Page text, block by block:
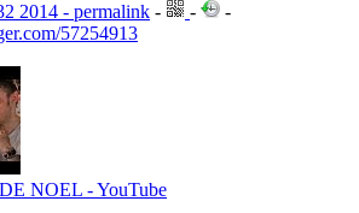
2014 - permalink - -
-
57254913
NOEL - YouTube